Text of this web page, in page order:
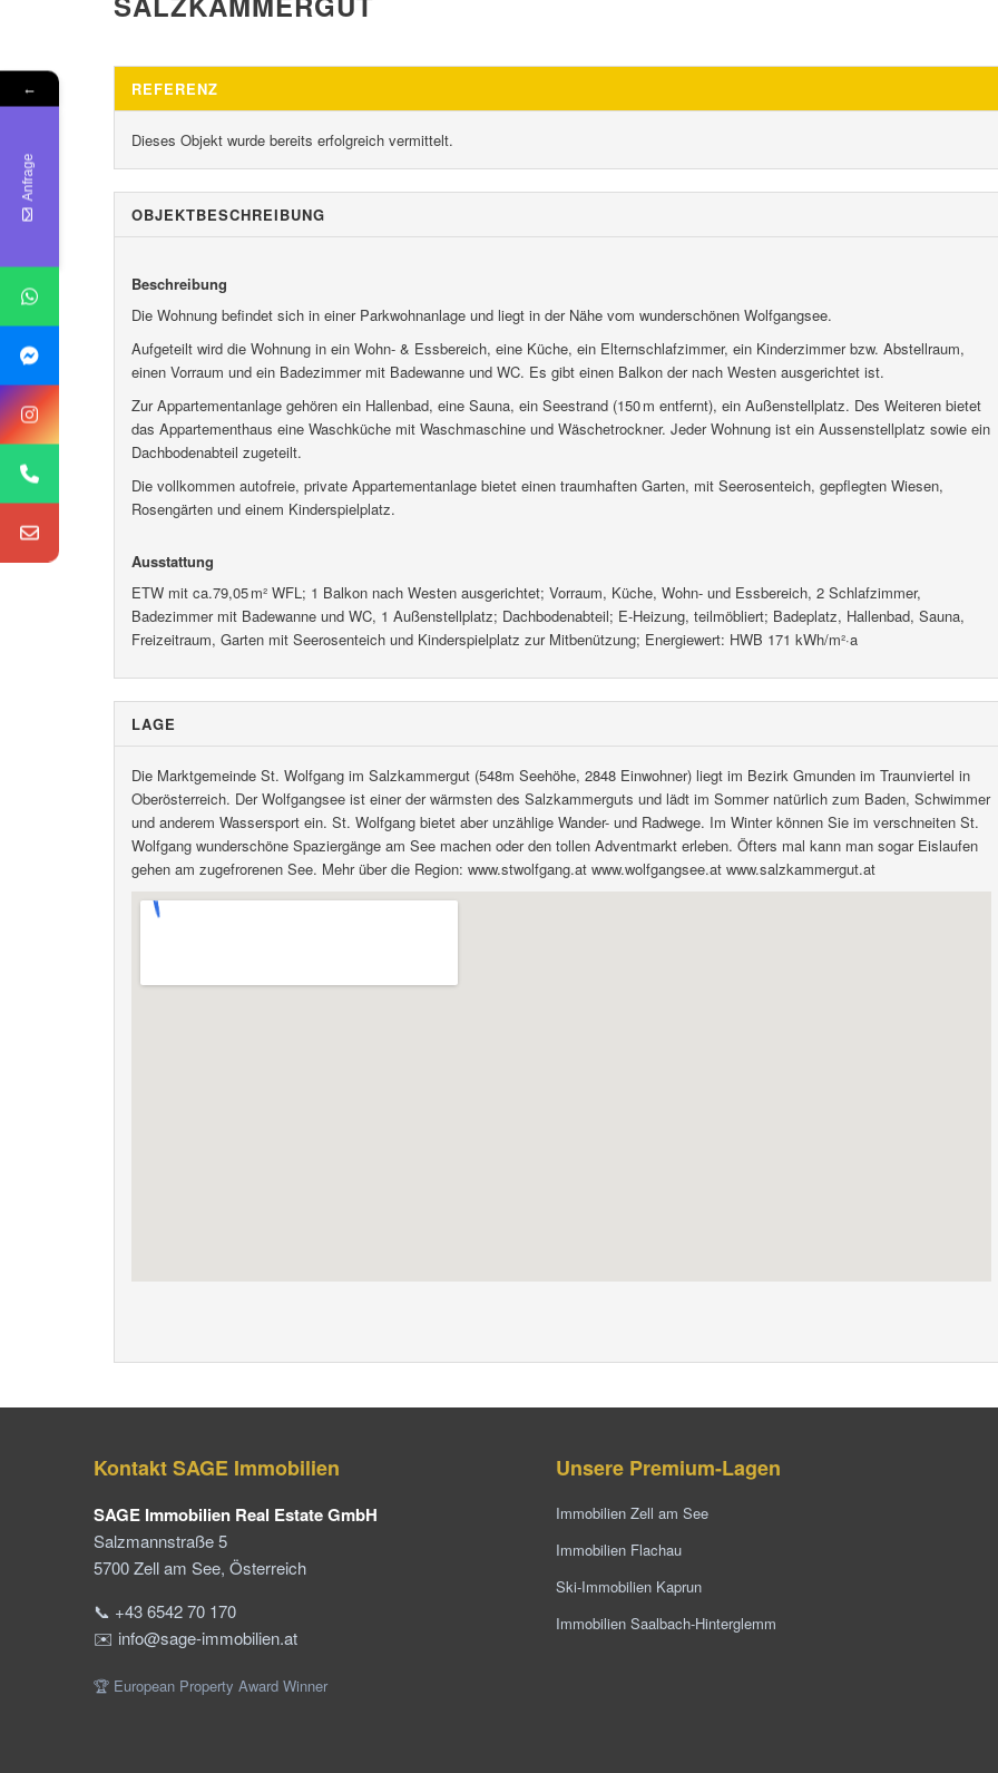
REFERENZ
Dieses Objekt wurde bereits erfolgreich vermittelt.
OBJEKT­BESCHREIBUNG
Beschreibung
Die Wohnung befindet sich in einer Parkwohnanlage und liegt in der Nähe vom wunderschönen Wolfgangsee.
Aufgeteilt wird die Wohnung in ein Wohn- & Essbereich, eine Küche, ein Elternschlafzimmer, ein Kinderzimmer bzw. Abstellraum,
einen Vorraum und ein Badezimmer mit Badewanne und WC. Es gibt einen Balkon der nach Westen ausgerichtet ist.
Zur Appartementanlage gehören ein Hallenbad, eine Sauna, ein Seestrand (150 m entfernt), ein Außenstellplatz. Des Weiteren bietet
das Appartementhaus eine Waschküche mit Waschmaschine und Wäschetrockner. Jeder Wohnung ist ein Aussenstellplatz sowie ein
Dachbodenabteil zugeteilt.
Die vollkommen autofreie, private Appartementanlage bietet einen traumhaften Garten, mit Seerosenteich, gepflegten Wiesen,
Rosengärten und einem Kinderspielplatz.
Ausstattung
ETW mit ca.79,05 m² WFL; 1 Balkon nach Westen ausgerichtet; Vorraum, Küche, Wohn- und Essbereich, 2 Schlafzimmer,
Badezimmer mit Badewanne und WC, 1 Außenstellplatz; Dachbodenabteil; E-Heizung, teilmöbliert; Badeplatz, Hallenbad, Sauna,
Freizeitraum, Garten mit Seerosenteich und Kinderspielplatz zur Mitbenützung; Energiewert: HWB 171 kWh/m²·a
LAGE
Die Marktgemeinde St. Wolfgang im Salzkammergut (548m Seehöhe, 2848 Einwohner) liegt im Bezirk Gmunden im Traunviertel in
Oberösterreich. Der Wolfgangsee ist einer der wärmsten des Salzkammerguts und lädt im Sommer natürlich zum Baden, Schwimmer
und anderem Wassersport ein. St. Wolfgang bietet aber unzählige Wander- und Radwege. Im Winter können Sie im verschneiten St.
Wolfgang wunderschöne Spaziergänge am See machen oder den tollen Adventmarkt erleben. Öfters mal kann man sogar Eislaufen
gehen am zugefrorenen See. Mehr über die Region: www.stwolfgang.at www.wolfgangsee.at www.salzkammergut.at
Kontakt SAGE Immobilien
SAGE Immobilien Real Estate GmbH
Salzmannstraße 5
5700 Zell am See, Österreich
📞 +43 6542 70 170
✉️ info@sage-immobilien.at
🏆 European Property Award Winner
Unsere Premium-Lagen
Immobilien Zell am See
Immobilien Flachau
Ski-Immobilien Kaprun
Immobilien Saalbach-Hinterglemm
←
Anfrage